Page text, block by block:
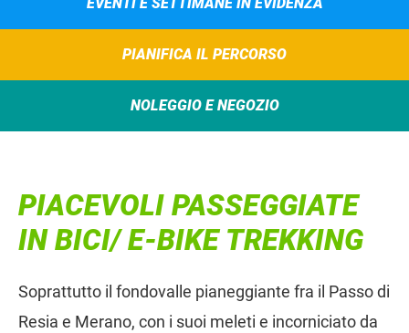
PIANIFICA IL PERCORSO
NOLEGGIO E NEGOZIO
PIACEVOLI PASSEGGIATE
IN BICI/ E-BIKE TREKKING
Soprattutto il fondovalle pianeggiante fra il Passo di
Resia e Merano, con i suoi meleti e incorniciato da